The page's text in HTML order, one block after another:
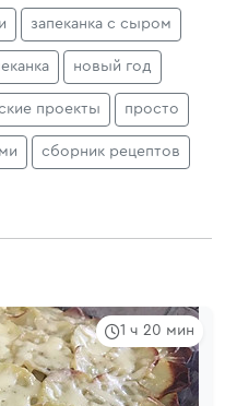
запеканка с сыром
новый год
проекты просто
сборник рецептов
1 ч 20 мин